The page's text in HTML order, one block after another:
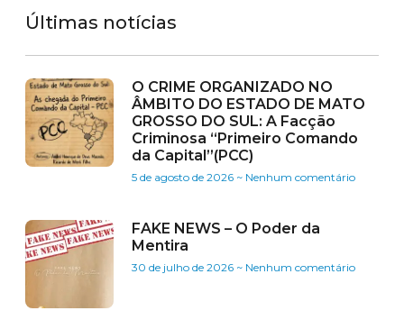
Últimas notícias
O CRIME ORGANIZADO NO
ÂMBITO DO ESTADO DE MATO
GROSSO DO SUL: A Facção
Criminosa “Primeiro Comando
da Capital”(PCC)
5 de agosto de 2026 Nenhum comentário
FAKE NEWS – O Poder da
Mentira
30 de julho de 2026 Nenhum comentário